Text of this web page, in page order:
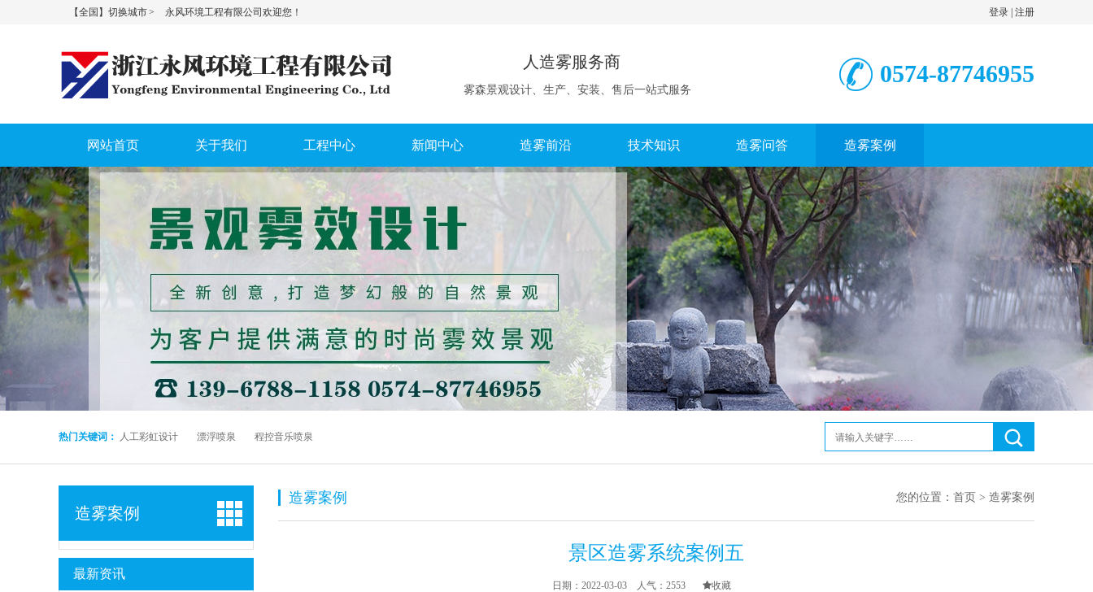
【全国】切换城市 > 永风环境工程有限公司欢迎您！ 登录 注册
人造雾服务商
雾森景观设计、生产、安装、售后一站式服务
0574-87746955
网站首页 关于我们 工程中心 新闻中心 造雾前沿 技术知识 造雾问答 造雾案例
热门关键词： 人工彩虹设计 漂浮喷泉 程控音乐喷泉
造雾案例
最新资讯
造雾案例 您的位置： 首页 > 造雾案例
景区造雾系统案例五
日期：2022-03-03 人气： 2553 收藏